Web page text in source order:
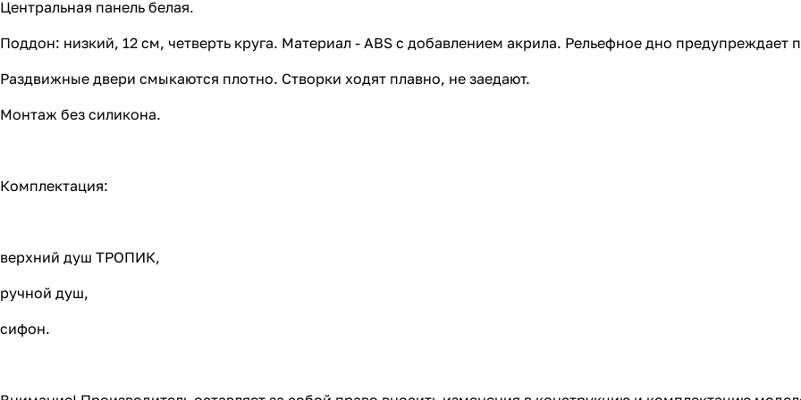
Центральная панель белая.
Поддон: низкий, 12 см, четверть круга. Материал - АВS с добавлением акрила. Рельефное дно предупреждает
Раздвижные двери смыкаются плотно. Створки ходят плавно, не заедают.
Монтаж без силикона.
Комплектация:
верхний душ ТРОПИК,
ручной душ,
сифон.